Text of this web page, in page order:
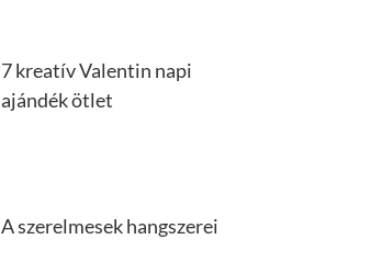
7 kreatív Valentin napi
ajándék ötlet
A szerelmesek hangszerei